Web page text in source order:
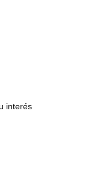
interés